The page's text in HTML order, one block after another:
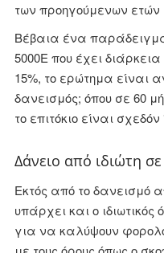
των προηγούμενων ετών
Βέβαια ένα παράδειγμα
5000E που έχει
15%, το ερώτημα είναι
δανεισμός; όπου σε 60
το επιτόκιο είναι
Δάνειο από ιδιώτη σε
Εκτός από το δανεισμό
υπάρχει και ο
για να καλύψουν